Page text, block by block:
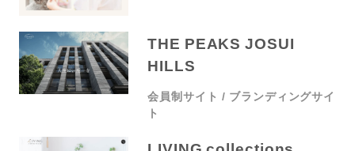
THE PEAKS JOSUI
HILLS
会員制サイト
ブランディングサイ
ト